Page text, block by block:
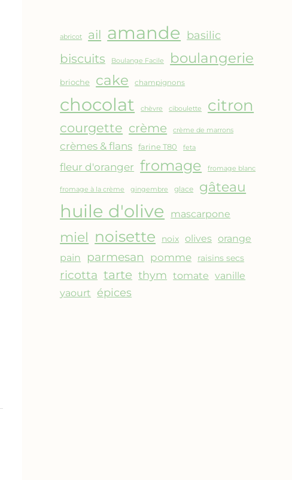
DE
CHICHE
CUISSON
AU
FOUR
abricot ail amande basilic
biscuits Boulange Facile boulangerie
brioche cake champignons
chocolat chèvre ciboulette citron
courgette crème crème de marrons
crèmes & flans farine T80 feta
fleur d'oranger fromage fromage blanc
fromage à la crème gingembre glace gâteau
huile d'olive mascarpone
miel noisette noix olives orange
pain
parmesan pomme raisins secs
ricotta tarte thym tomate vanille
yaourt épices